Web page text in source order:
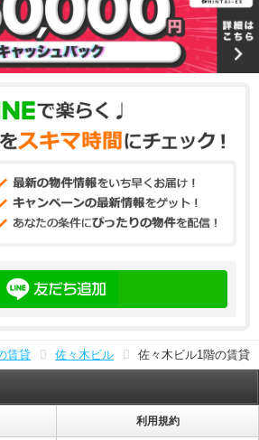
賃貸 佐々木ビル 佐々木ビル1階の賃貸
利用規約